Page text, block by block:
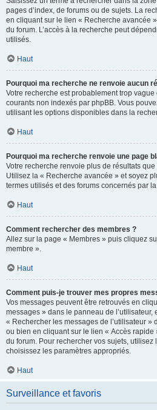
pages d’index, de forums ou de sujets. La
en cliquant sur le lien « Recherche avancée
du forum. L’accès à la recherche peut
utilisés.
Haut
Pourquoi ma recherche ne renvoie aucun
Votre recherche est probablement trop
courants non indexés par phpBB. Vous
utilisant les options disponibles dans la
Haut
Pourquoi ma recherche renvoie une page
Votre recherche renvoie plus de résultats
Utilisez la « Recherche avancée » et soyez
termes utilisés et des forums concernés par
Haut
Comment rechercher des membres ?
Allez sur la page « Membres » puis cliquez
membre ».
Haut
Comment puis-je trouver mes propres
Vos messages peuvent être retrouvés en
messages » dans le panneau de l’utilisateur,
« Rechercher les messages de l’utilisateur »
ou bien en cliquant sur le lien « Accès rapide
du forum. Pour rechercher vos sujets,
choisissez les paramètres appropriés.
Haut
Surveillance et favoris